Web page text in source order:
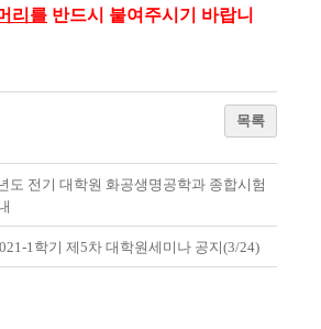
리를 반드시 붙여주시기 바랍니
목록
도 전기 대학원 화공생명공학과 종합시험
1학기 제5차 대학원세미나 공지(3/24)